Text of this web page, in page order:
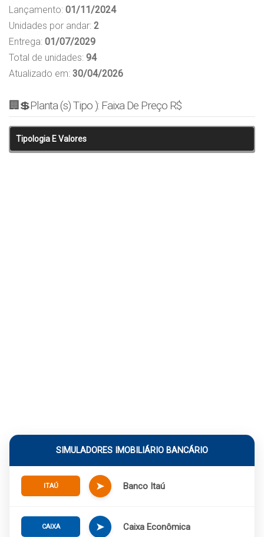
Lançamento: 01/11/2024
Unidades por andar: 2
Entrega: 01/07/2029
Total de unidades: 94
Atualizado em: 30/04/2026
🏢💲Planta (s) Tipo ): Faixa De Preço R$
Tipologia E Valores
SIMULADORES IMOBILIÁRIO BANCÁRIO
ITAÚ ➤ Banco Itaú
CAIXA ➤ Caixa Econômica